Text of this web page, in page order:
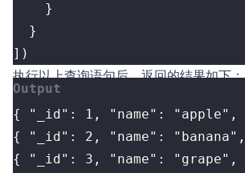
}
}
])
执行以上查询语句后，返回的结果如下：